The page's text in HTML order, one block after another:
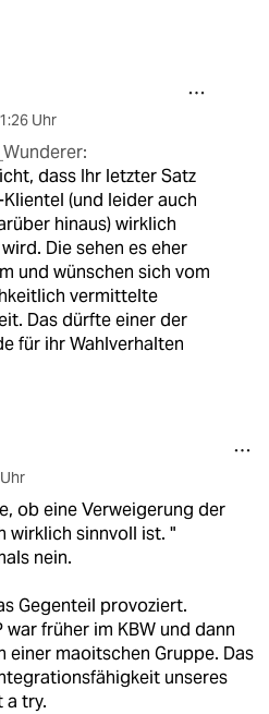
Uhr
dass Ihr letzter Satz
(und leider auch
hinaus) wirklich
Die sehen es eher
und wünschen sich vom
vermittelte
Das dürfte einer der
für ihr Wahlverhalten
ob eine Verweigerung der
wirklich sinnvoll ist. "
nein.
Gegenteil provoziert.
war früher im KBW und dann
einer maoitschen Gruppe. Das
unseres
a try.